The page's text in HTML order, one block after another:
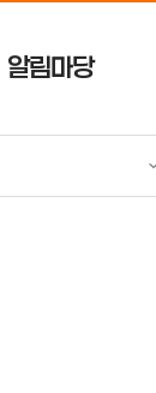
알림마당